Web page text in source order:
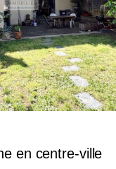
en centre-ville